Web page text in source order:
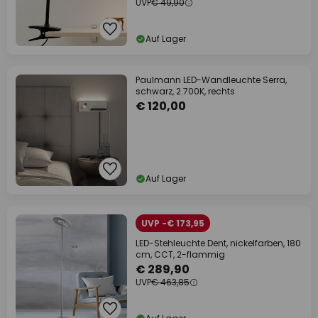
Auf Lager
Paulmann LED-Wandleuchte Serra,
schwarz, 2.700K, rechts
€ 120,00
Auf Lager
UVP -€ 173,95
LED-Stehleuchte Dent, nickelfarben, 180
cm, CCT, 2-flammig
€ 289,90
UVP€ 463,85